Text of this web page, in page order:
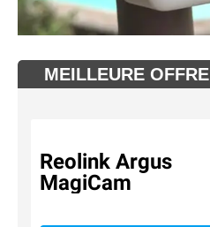
MEILLEURE OFFRE
Reolink Argus
MagiCam